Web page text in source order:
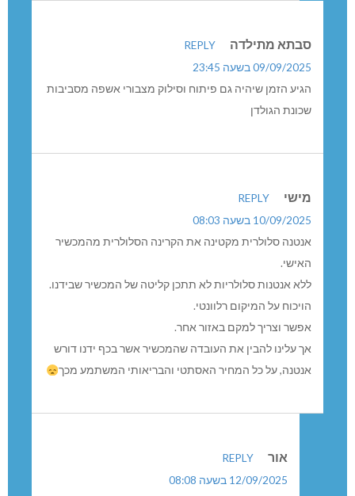
אכן מסוכן. לא סתם אישרו תקציב של 200 אלף ש”ח
סבתא מתילדה
REPLY
09/09/2025 בשעה 23:45
מישי
REPLY
10/09/2025 בשעה 08:03
אנטנה סלולרית מקטינה את הקרינה הסלולרית מהמכשיר
האישי.
ללא אנטנות סלולריות לא תתכן קליטה של המכשיר שבידנו.
הויכוח על המיקום רלוונטי.
אפשר וצריך למקם באזור אחר.